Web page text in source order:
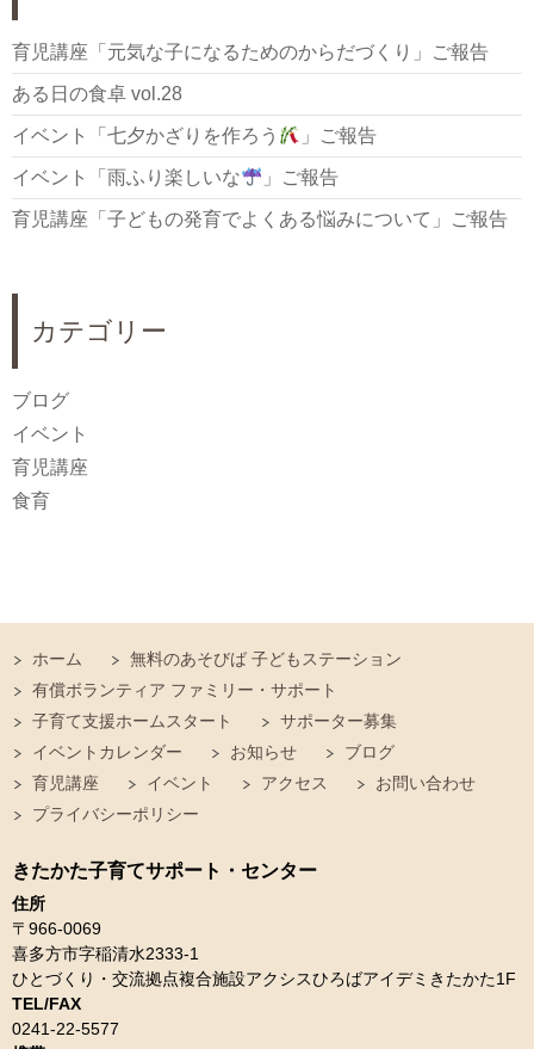
育児講座「元気な子になるためのからだづくり」ご報告
ある日の食卓 vol.28
イベント「七夕かざりを作ろう 」ご報告
イベント「雨ふり楽しいな 」ご報告
育児講座「子どもの発育でよくある悩みについて」ご報告
カテゴリー
ブログ
イベント
育児講座
食育
ホーム
無料のあそびば 子どもステーション
有償ボランティア ファミリー・サポート
子育て支援ホームスタート
サポーター募集
イベントカレンダー
お知らせ
ブログ
育児講座
イベント アクセス
お問い合わせ
プライバシーポリシー
きたかた子育てサポート・センター
住所
〒966-0069
喜多方市字稲清水2333-1
ひとづくり・交流拠点複合施設アクシスひろばアイデミきたかた1F
TEL/FAX
0241-22-5577